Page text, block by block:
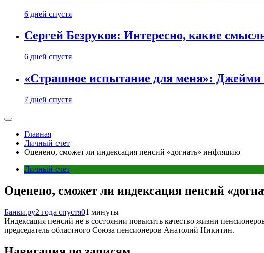
6 дней спустя
Сергей Безруков: Интересно, какие
6 дней спустя
«Страшное испытание для меня»: Джейми
7 дней спустя
Главная
Личный счет
Оценено, сможет ли индексация пенсий «догнать» инфляцию
Личный счет
Оценено, сможет ли индексация пенсий
Банки.ру2 года спустя01 минуты
Индексация пенсий не в состоянии повысить качество жизни
председатель областного Союза пенсионеров Анатолий Никитин.